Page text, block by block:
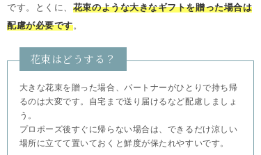
です。とくに、 花束のような大きなギフトを贈った場合は
配慮が必要です。
花束はどうする？
大きな花束を贈った場合、パートナーがひとりで持ち帰
るのは大変です。自宅まで送り届けるなど配慮しましょ
う。
プロポーズ後すぐに帰らない場合は、できるだけ涼しい
場所に立てて置いておくと鮮度が保たれやすいです。